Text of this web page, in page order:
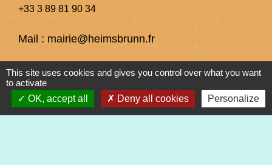
+33 3 89 81 90 34
Mail : mairie@heimsbrunn.fr
Horaires d'ouverture:
Jusqu'au 31 août :
Lundi : 8h à 15h
This site uses cookies and gives you control over what you want
to activate
OK, accept all
Deny all cookies Personalize